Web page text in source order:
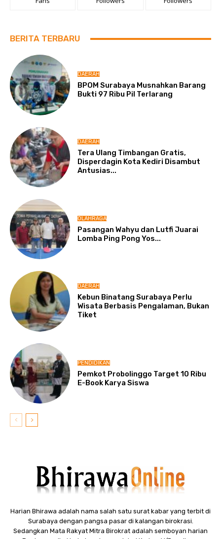
BERITA TERBARU
DAERAH
BPOM Surabaya Musnahkan Barang
Bukti 97 Ribu Pil Terlarang
DAERAH
Tera Ulang Timbangan Gratis,
Disperdagin Kota Kediri Disambut
Antusias...
OLAHRAGA
Pasangan Wahyu dan Lutfi Juarai
Lomba Ping Pong Yos...
DAERAH
Kebun Binatang Surabaya Perlu
Wisata Berbasis Pengalaman, Bukan
Tiket
PENDIDIKAN
Pemkot Probolinggo Target 10 Ribu
E-Book Karya Siswa
Harian Bhirawa adalah nama salah satu surat kabar yang terbit di
Surabaya dengan pangsa pasar di kalangan birokrasi.
Sedangkan Mata Rakyat Mitra Birokrat adalah semboyan harian